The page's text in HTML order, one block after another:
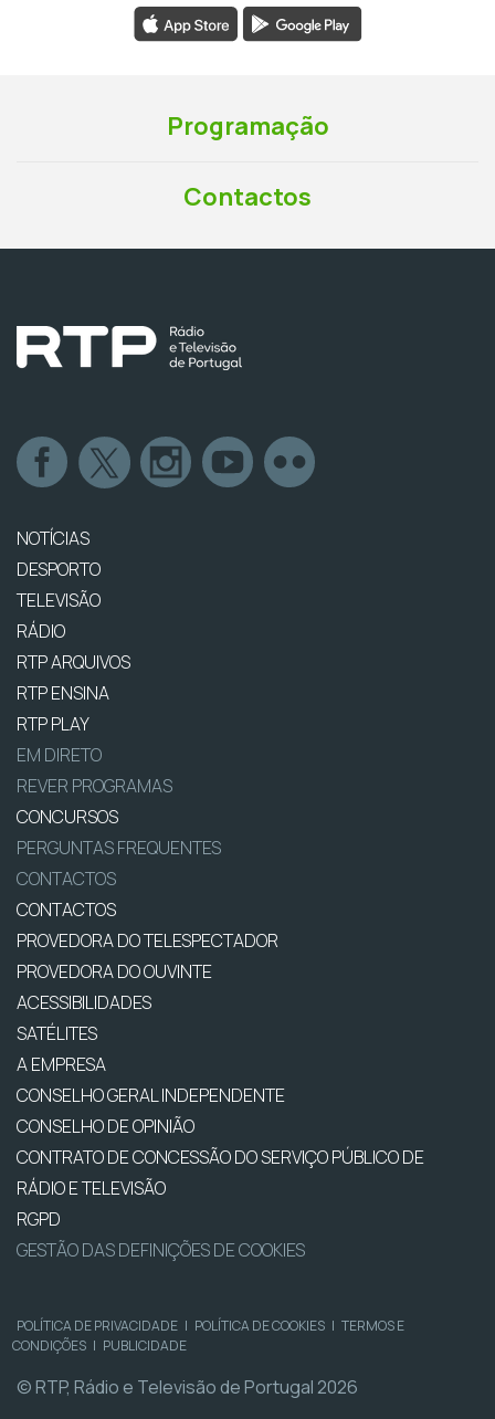
Programação
Contactos
NOTÍCIAS
DESPORTO
TELEVISÃO
RÁDIO
RTP ARQUIVOS
RTP ENSINA
RTP PLAY
EM DIRETO
REVER PROGRAMAS
CONCURSOS
PERGUNTAS FREQUENTES
CONTACTOS
CONTACTOS
PROVEDORA DO TELESPECTADOR
PROVEDORA DO OUVINTE
ACESSIBILIDADES
SATÉLITES
A EMPRESA
CONSELHO GERAL INDEPENDENTE
CONSELHO DE OPINIÃO
CONTRATO DE CONCESSÃO DO SERVIÇO PÚBLICO DE
RÁDIO E TELEVISÃO
RGPD
GESTÃO DAS DEFINIÇÕES DE COOKIES
POLÍTICA DE PRIVACIDADE | POLÍTICA DE COOKIES | TERMOS E
CONDIÇÕES | PUBLICIDADE
© RTP, Rádio e Televisão de Portugal 2026